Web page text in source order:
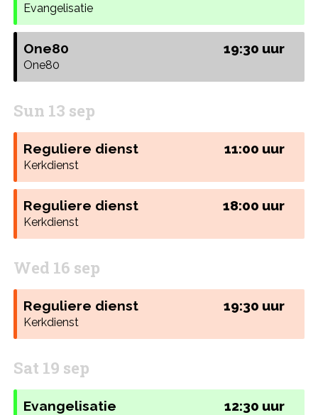
Evangelisatie
One80 19:30 uur
One80
Sun 13 sep
Reguliere dienst 11:00 uur
Kerkdienst
Reguliere dienst 18:00 uur
Kerkdienst
Wed 16 sep
Reguliere dienst 19:30 uur
Kerkdienst
Sat 19 sep
Evangelisatie 12:30 uur